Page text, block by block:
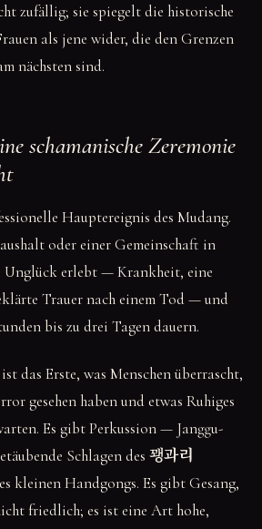
zufällig; sie spiegelt die historische
als jene wider, die den Grenzen
nächsten sind.
schamanische Zeremonie
Hauptereignis des Mudang.
oder einer Gemeinschaft in
Unglück erlebt — Krankheit, eine
Trauer nach einem Tod — und
bis zu drei Tagen dauern.
das Erste, was Menschen überrascht,
gesehen haben und etwas Ruhiges
Es gibt Perkussion — Janggu-
Schlagen des 꽹과리
kleinen Handgongs. Es gibt Gesang,
friedlich; es ist eine Art hohe,